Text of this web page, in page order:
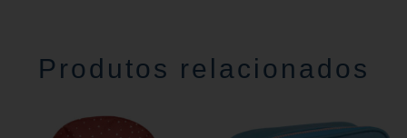
Produtos relacionados